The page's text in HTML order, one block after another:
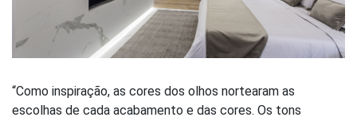
“Como inspiração, as cores dos olhos nortearam as
escolhas de cada acabamento e das cores. Os tons